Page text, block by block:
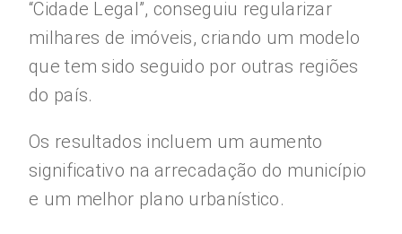
“Cidade Legal”, conseguiu regularizar
milhares de imóveis, criando um modelo
que tem sido seguido por outras regiões
do país.
Os resultados incluem um aumento
significativo na arrecadação do município
e um melhor plano urbanístico.